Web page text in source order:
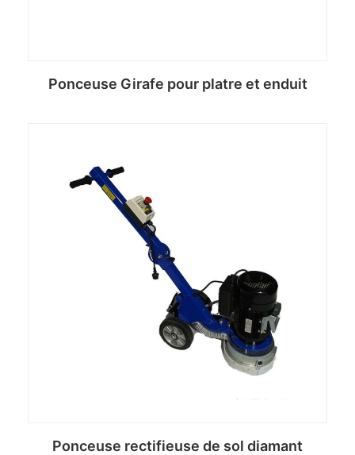
Ponceuse Girafe pour platre et enduit
Ponceuse rectifieuse de sol diamant